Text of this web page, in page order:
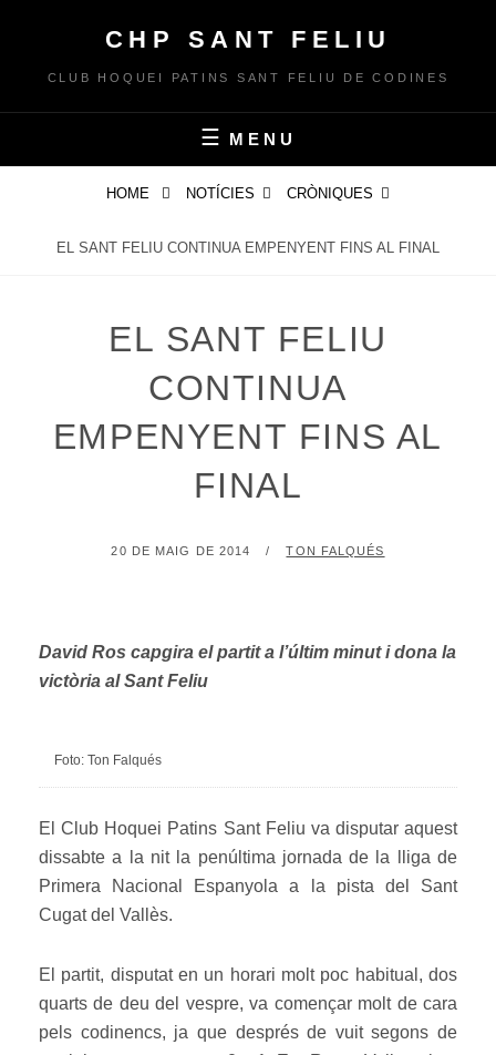
content
CHP SANT FELIU
CLUB HOQUEI PATINS SANT FELIU DE CODINES
MENU
HOME NOTÍCIES CRÒNIQUES
EL SANT FELIU CONTINUA EMPENYENT FINS AL FINAL
EL SANT FELIU
CONTINUA
EMPENYENT FINS AL
FINAL
POSTED
20 DE MAIG DE 2014 BY
TON FALQUÉS
David Ros capgira el partit a l’últim minut i dona la
victòria al Sant Feliu
Foto: Ton Falqués
El Club Hoquei Patins Sant Feliu va disputar aquest
dissabte a la nit la penúltima jornada de la lliga de
Primera Nacional Espanyola a la pista del Sant
Cugat del Vallès.
El partit, disputat en un horari molt poc habitual, dos
quarts de deu del vespre, va començar molt de cara
pels codinencs, ja que després de vuit segons de